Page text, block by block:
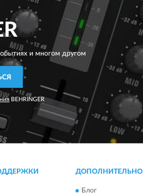
и многом другом
BEHRINGER
ДОПОЛНИТЕЛЬНО
Блог